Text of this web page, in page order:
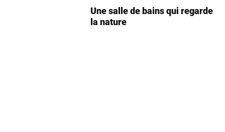
Une salle de bains qui regarde
la nature